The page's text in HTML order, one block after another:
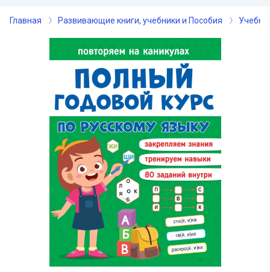
Главная Развивающие книги, учебники и Пособия